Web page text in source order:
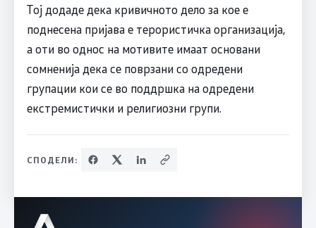
Тој додаде дека кривичното дело за кое е
поднесена пријава е терористичка организација,
а оти во однос на мотивите имаат основани
сомненија дека се поврзани со одредени
групации кои се во поддршка на одредени
екстремистички и религиозни групи.
СПОДЕЛИ: